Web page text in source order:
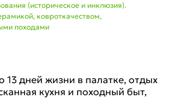
(историческое и инклюзия).
ковроткачеством,
походами
13 дней жизни в палатке, отдых
кухня и походный быт,